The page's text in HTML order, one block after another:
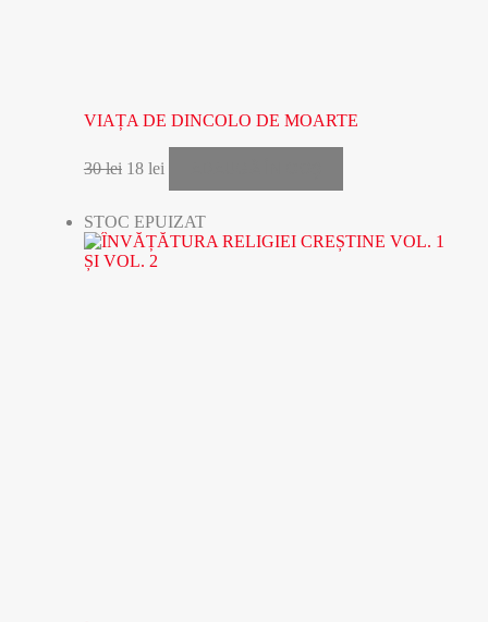
VIAȚA DE DINCOLO DE MOARTE
30lei 18 lei
STOC EPUIZAT